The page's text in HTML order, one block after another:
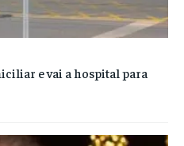
e vai a hospital para